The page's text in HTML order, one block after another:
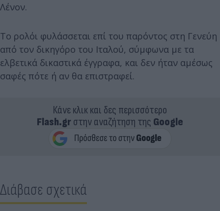
Λένον.
Το ρολόι φυλάσσεται επί του παρόντος στη Γενεύη
από τον δικηγόρο του Ιταλού, σύμφωνα με τα
ελβετικά δικαστικά έγγραφα, και δεν ήταν αμέσως
σαφές πότε ή αν θα επιστραφεί.
Κάνε κλικ και δες περισσότερο
Flash.grστην αναζήτηση της Google
Διάβασε σχετικά